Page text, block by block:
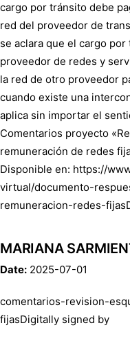
cargo por tránsito debe
red del proveedor de
se aclara que el cargo
proveedor de redes y
la red de otro proveedor
cuando existe una
aplica sin importar el
Comentarios proyecto
remuneración de redes
Disponible en: https://
virtual/documento-
remuneracion-redes-
MARIANA
Date: 2025-07-01
comentarios-revision-
fijasDigitally signed by